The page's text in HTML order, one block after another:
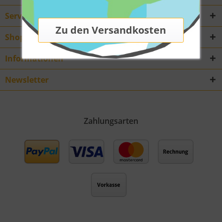
Service Hotline
Shop Service
Informationen
Newsletter
Zahlungsarten